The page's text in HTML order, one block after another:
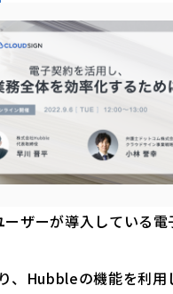
ザーが導入している電
、Hubbleの機能を利用